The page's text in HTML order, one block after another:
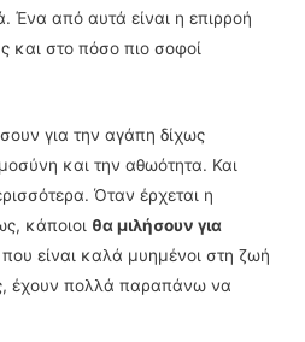
Ένα από αυτά είναι η επιρροή
και στο πόσο πιο σοφοί
για την αγάπη δίχως
και την αθωότητα. Και
Όταν έρχεται η
κάποιοι θα μιλήσουν για
είναι καλά μυημένοι στη ζωή
έχουν πολλά παραπάνω να